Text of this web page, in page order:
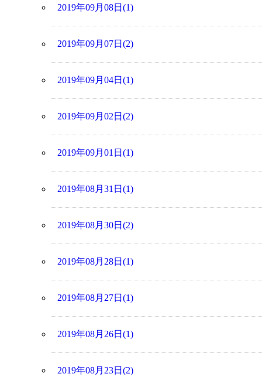
2019年09月08日(1)
2019年09月07日(2)
2019年09月04日(1)
2019年09月02日(2)
2019年09月01日(1)
2019年08月31日(1)
2019年08月30日(2)
2019年08月28日(1)
2019年08月27日(1)
2019年08月26日(1)
2019年08月23日(2)